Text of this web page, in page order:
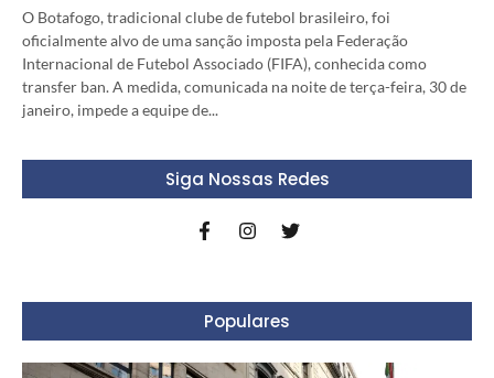
O Botafogo, tradicional clube de futebol brasileiro, foi
oficialmente alvo de uma sanção imposta pela Federação
Internacional de Futebol Associado (FIFA), conhecida como
transfer ban. A medida, comunicada na noite de terça-feira, 30 de
janeiro, impede a equipe de...
Siga Nossas Redes
Populares